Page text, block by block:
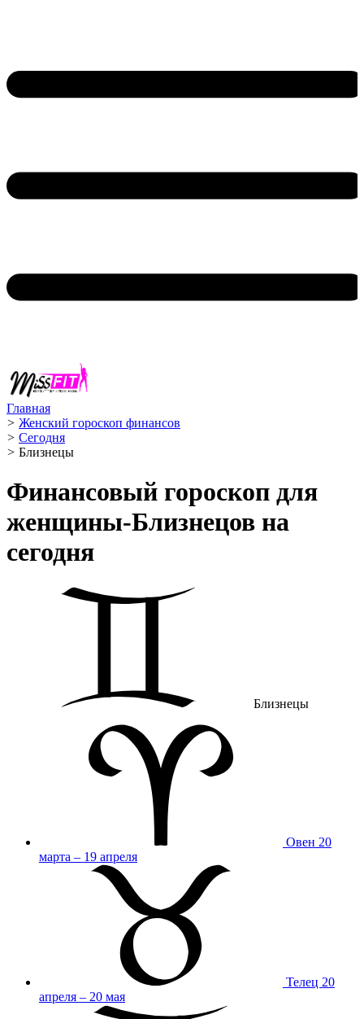
Главная
> Женский гороскоп финансов
> Сегодня
> Близнецы ️
Финансовый гороскоп для
женщины-Близнецов на
сегодня
Близнецы
Овен 20
марта – 19 апреля
Телец 20
апреля – 20 мая